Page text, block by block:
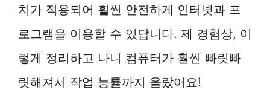
치가 적용되어 훨씬 안전하게 인터넷과 프
로그램을 이용할 수 있답니다. 제 경험상, 이
렇게 정리하고 나니 컴퓨터가 훨씬 빠릿빠
릿해져서 작업 능률까지 올랐어요!